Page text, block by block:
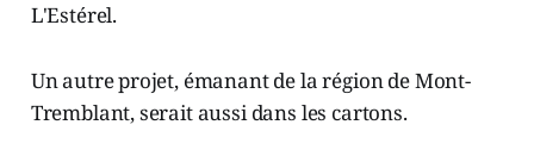
L'Estérel.
Un autre projet, émanant de la région de Mont-
Tremblant, serait aussi dans les cartons.